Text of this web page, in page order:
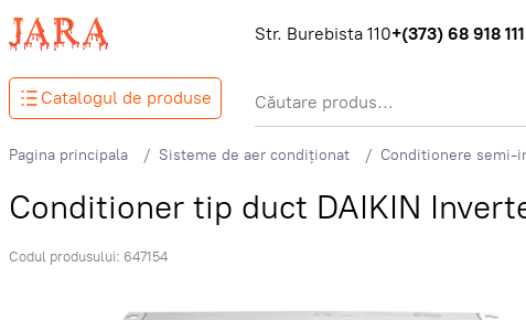
Str. Burebista 110+(373) 68 918 111
Catalogul de produse
Pagina principala Sisteme de aer condiționat Conditionere semi-
Conditioner tip duct DAIKIN
Codul produsului: 647154